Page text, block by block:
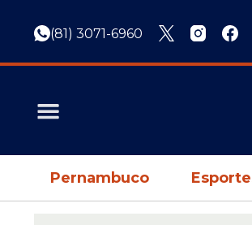
(81) 3071-6960
Pernambuco